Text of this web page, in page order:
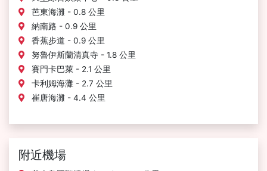
芭東海灘 - 0.8 公里
納南路 - 0.9 公里
香蕉步道 - 0.9 公里
努魯伊斯蘭清真寺 - 1.8 公里
賽門卡巴萊 - 2.1 公里
卡利姆海灘 - 2.7 公里
崔唐海灘 - 4.4 公里
附近機場